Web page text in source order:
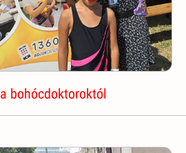
bohócdoktoroktól